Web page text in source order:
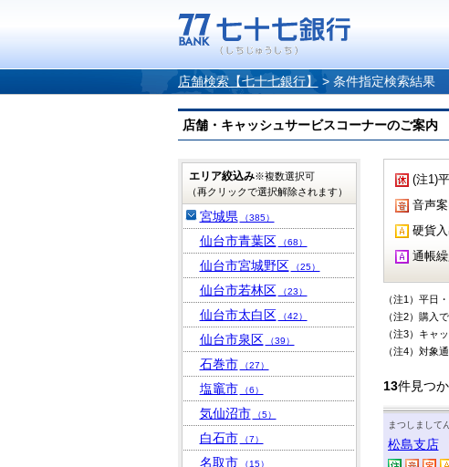
店舗検索【七十七銀行】 > 条件指定検索結果
店舗・キャッシュサービスコーナーのご案
(注1)
音声案
硬貨
通帳
（注1）平日
（注2）購入
（注3）キャ
（注4）対象
13件見つか
まつしましてん
松島支店
エリア絞込み※複数選択可
（再クリックで選択解除されます）
宮城県 （385）
仙台市青葉区 （68）
仙台市宮城野区 （25）
仙台市若林区 （23）
仙台市太白区 （42）
仙台市泉区 （39）
石巻市 （27）
塩竈市 （6）
気仙沼市 （5）
白石市 （7）
名取市 （15）